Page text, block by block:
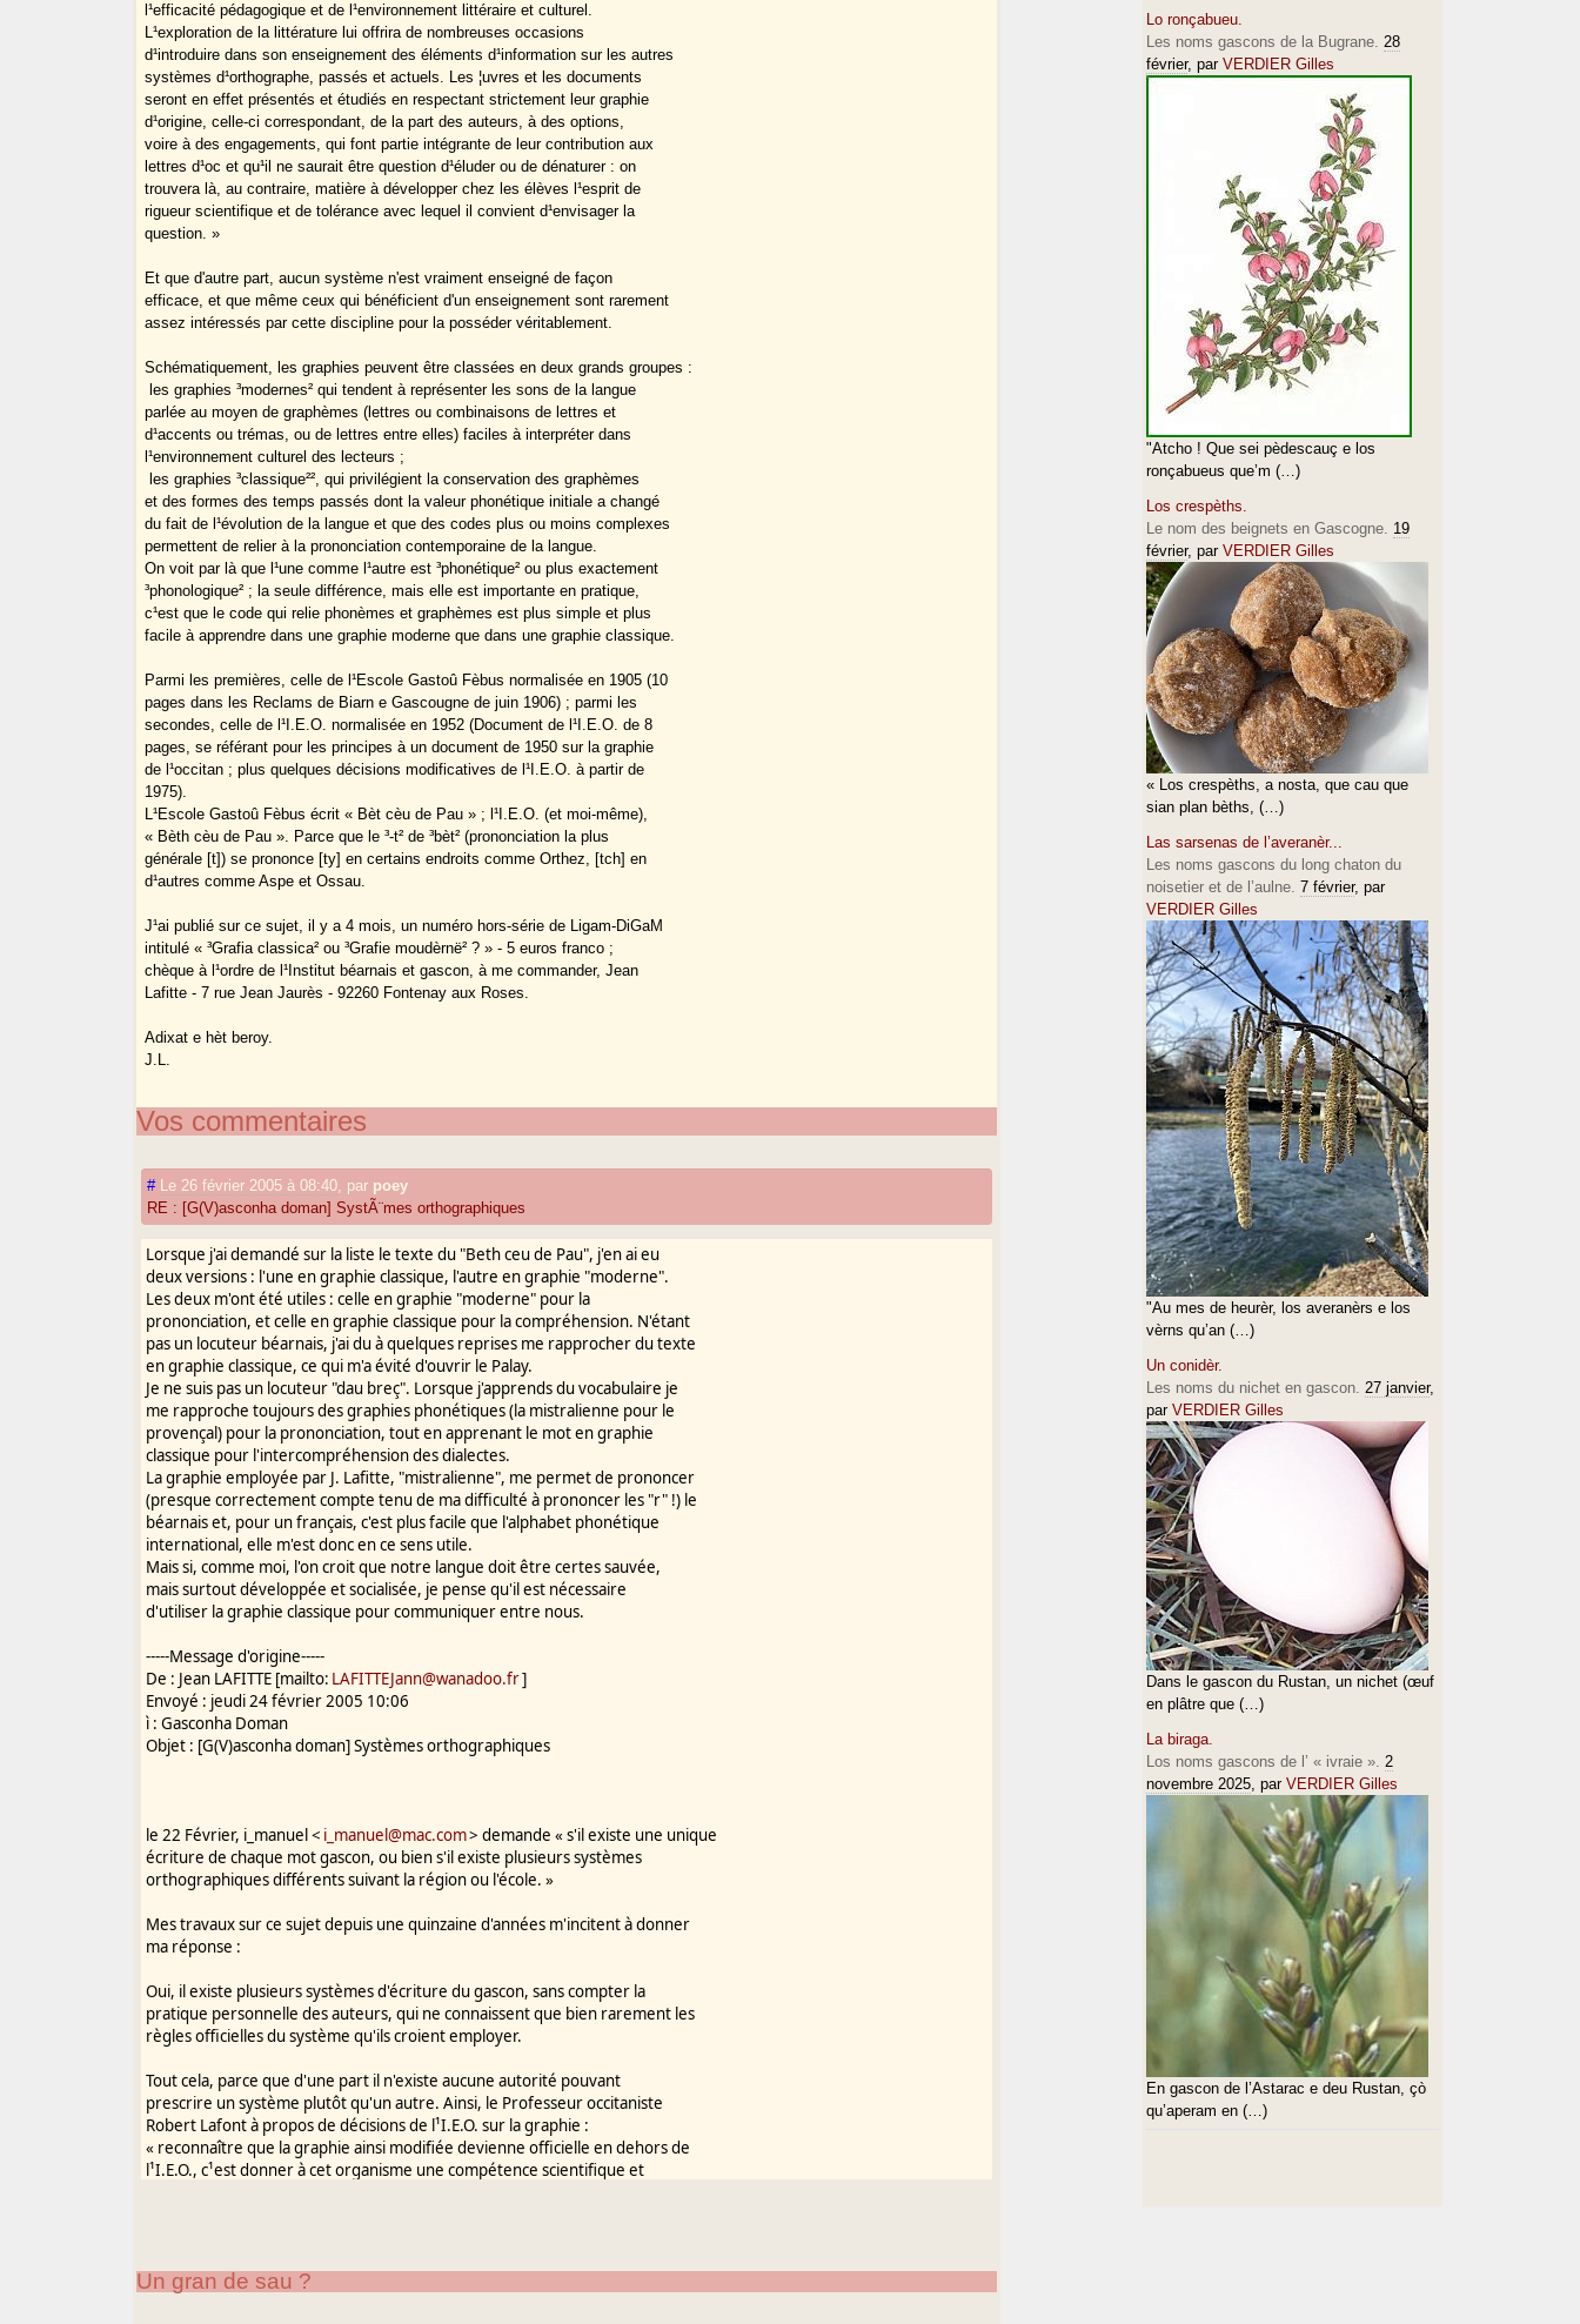
l¹efficacité pédagogique et de l¹environnement littéraire et culturel.
L¹exploration de la littérature lui offrira de nombreuses occasions
d¹introduire dans son enseignement des éléments d¹information sur les autres
systèmes d¹orthographe, passés et actuels. Les ¦uvres et les documents
seront en effet présentés et étudiés en respectant strictement leur graphie
d¹origine, celle-ci correspondant, de la part des auteurs, à des options,
voire à des engagements, qui font partie intégrante de leur contribution aux
lettres d¹oc et qu¹il ne saurait être question d¹éluder ou de dénaturer : on
trouvera là, au contraire, matière à développer chez les élèves l¹esprit de
rigueur scientifique et de tolérance avec lequel il convient d¹envisager la
question. »
Et que d'autre part, aucun système n'est vraiment enseigné de façon
efficace, et que même ceux qui bénéficient d'un enseignement sont rarement
assez intéressés par cette discipline pour la posséder véritablement.
Schématiquement, les graphies peuvent être classées en deux grands groupes :
­ les graphies ³modernes² qui tendent à représenter les sons de la langue
parlée au moyen de graphèmes (lettres ou combinaisons de lettres et
d¹accents ou trémas, ou de lettres entre elles) faciles à interpréter dans
l¹environnement culturel des lecteurs ;
­ les graphies ³classique²², qui privilégient la conservation des graphèmes
et des formes des temps passés dont la valeur phonétique initiale a changé
du fait de l¹évolution de la langue et que des codes plus ou moins complexes
permettent de relier à la prononciation contemporaine de la langue.
On voit par là que l¹une comme l¹autre est ³phonétique² ou plus exactement
³phonologique² ; la seule différence, mais elle est importante en pratique,
c¹est que le code qui relie phonèmes et graphèmes est plus simple et plus
facile à apprendre dans une graphie moderne que dans une graphie classique.
Parmi les premières, celle de l¹Escole Gastoû Fèbus normalisée en 1905 (10
pages dans les Reclams de Biarn e Gascougne de juin 1906) ; parmi les
secondes, celle de l¹I.E.O. normalisée en 1952 (Document de l¹I.E.O. de 8
pages, se référant pour les principes à un document de 1950 sur la graphie
de l¹occitan ; plus quelques décisions modificatives de l¹I.E.O. à partir de
1975).
L¹Escole Gastoû Fèbus écrit « Bèt cèu de Pau » ; l¹I.E.O. (et moi-même),
« Bèth cèu de Pau ». Parce que le ³-t² de ³bèt² (prononciation la plus
générale [t]) se prononce [ty] en certains endroits comme Orthez, [tch] en
d¹autres comme Aspe et Ossau.
J¹ai publié sur ce sujet, il y a 4 mois, un numéro hors-série de Ligam-DiGaM
intitulé « ³Grafia classica² ou ³Grafie moudèrnë² ? » - 5 euros franco ;
chèque à l¹ordre de l¹Institut béarnais et gascon, à me commander, Jean
Lafitte - 7 rue Jean Jaurès - 92260 Fontenay aux Roses.
Adixat e hèt beroy.
J.L.
Vos commentaires
# Le 26 février 2005 à 08:40 par poey
RE : [G(V)asconha doman] SystÃ¨mes orthographiques
Lorsque j'ai demandé sur la liste le texte du "Beth ceu de Pau", j'en ai eu
deux versions : l'une en graphie classique, l'autre en graphie "moderne".
Les deux m'ont été utiles : celle en graphie "moderne" pour la
prononciation, et celle en graphie classique pour la compréhension. N'étant
pas un locuteur béarnais, j'ai du à quelques reprises me rapprocher du texte
en graphie classique, ce qui m'a évité d'ouvrir le Palay.
Je ne suis pas un locuteur "dau breç". Lorsque j'apprends du vocabulaire je
me rapproche toujours des graphies phonétiques (la mistralienne pour le
provençal) pour la prononciation, tout en apprenant le mot en graphie
classique pour l'intercompréhension des dialectes.
La graphie employée par J. Lafitte, "mistralienne", me permet de prononcer
(presque correctement compte tenu de ma difficulté à prononcer les "r" !) le
béarnais et, pour un français, c'est plus facile que l'alphabet phonétique
international, elle m'est donc en ce sens utile.
Mais si, comme moi, l'on croit que notre langue doit être certes sauvée,
mais surtout développée et socialisée, je pense qu'il est nécessaire
d'utiliser la graphie classique pour communiquer entre nous.
-----Message d'origine-----
De : Jean LAFITTE [mailto: LAFITTEJann@wanadoo.fr]
Envoyé : jeudi 24 février 2005 10:06
ì : Gasconha Doman
Objet : [G(V)asconha doman] Systèmes orthographiques
le 22 Février, i_manuel < i_manuel@mac.com> demande « s'il existe une unique
écriture de chaque mot gascon, ou bien s'il existe plusieurs systèmes
orthographiques différents suivant la région ou l'école. »
Mes travaux sur ce sujet depuis une quinzaine d'années m'incitent à donner
ma réponse :
Oui, il existe plusieurs systèmes d'écriture du gascon, sans compter la
pratique personnelle des auteurs, qui ne connaissent que bien rarement les
règles officielles du système qu'ils croient employer.
Tout cela, parce que d'une part il n'existe aucune autorité pouvant
prescrire un système plutôt qu'un autre. Ainsi, le Professeur occitaniste
Robert Lafont à propos de décisions de l¹I.E.O. sur la graphie :
« reconnaître que la graphie ainsi modifiée devienne officielle en dehors de
l¹I.E.O., c¹est donner à cet organisme une compétence scientifique et
la norme officielle en la matière, tirée de l¹annexe ³Langue d¹oc² de
Un gran de sau ?
Lo ronçabueu.
Les noms gascons de la Bugrane. 28
février, par VERDIER Gilles
"Atcho ! Que sei pèdescauç e los
ronçabueus que’m (…)
Los crespèths.
Le nom des beignets en Gascogne. 19
février, par VERDIER Gilles
« Los crespèths, a nosta, que cau que
sian plan bèths, (…)
Las sarsenas de l’averanèr...
Les noms gascons du long chaton du
noisetier et de l’aulne. 7 février, par
VERDIER Gilles
"Au mes de heurèr, los averanèrs e los
vèrns qu’an (…)
Un conidèr.
Les noms du nichet en gascon. 27 janvier,
par VERDIER Gilles
Dans le gascon du Rustan, un nichet (œuf
en plâtre que (…)
La biraga.
Los noms gascons de l’ « ivraie ». 2
novembre 2025, par VERDIER Gilles
En gascon de l’Astarac e deu Rustan, çò
qu’aperam en (…)